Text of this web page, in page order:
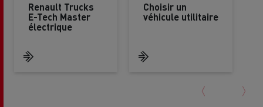
Renault Trucks
E-Tech Master
électrique
Choisir un
véhicule utilitaire